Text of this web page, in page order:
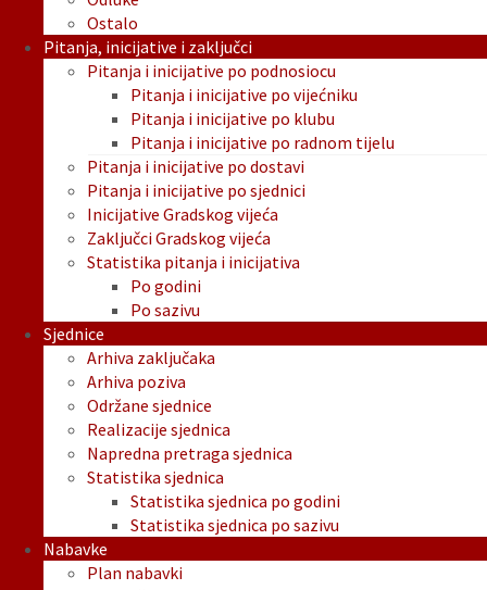
Ostalo
Pitanja, inicijative i zaključci
Pitanja i inicijative po podnosiocu
Pitanja i inicijative po vijećniku
Pitanja i inicijative po klubu
Pitanja i inicijative po radnom tijelu
Pitanja i inicijative po dostavi
Pitanja i inicijative po sjednici
Inicijative Gradskog vijeća
Zaključci Gradskog vijeća
Statistika pitanja i inicijativa
Po godini
Po sazivu
Sjednice
Arhiva zaključaka
Arhiva poziva
Održane sjednice
Realizacije sjednica
Napredna pretraga sjednica
Statistika sjednica
Statistika sjednica po godini
Statistika sjednica po sazivu
Nabavke
Plan nabavki